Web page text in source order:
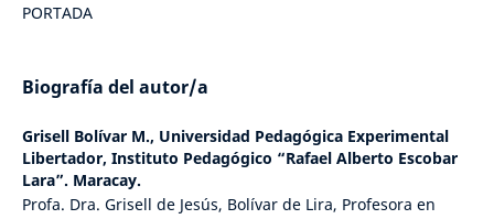
PORTADA
Biografía del autor/a
Grisell Bolívar M., Universidad Pedagógica Experimental
Libertador, Instituto Pedagógico “Rafael Alberto Escobar
Lara”. Maracay.
Profa. Dra. Grisell de Jesús, Bolívar de Lira, Profesora en